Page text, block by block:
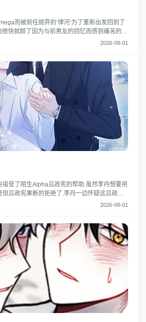
而被前任抛弃的‘律河’为了重新出发回到了
快就醉了因为与前男友的回忆而感到痛苦的他
了理性的律河醒来之后面对他的是昨晚可怕的
么?
2026-08-01
受了陌生Alpha吕政宪的帮助.虽然李丹想要用
但吕政宪果断的拒绝了.李丹一边怀疑这吕政宪
一边也想要相信他而慢慢敞开了心扉….被世界
2026-08-01